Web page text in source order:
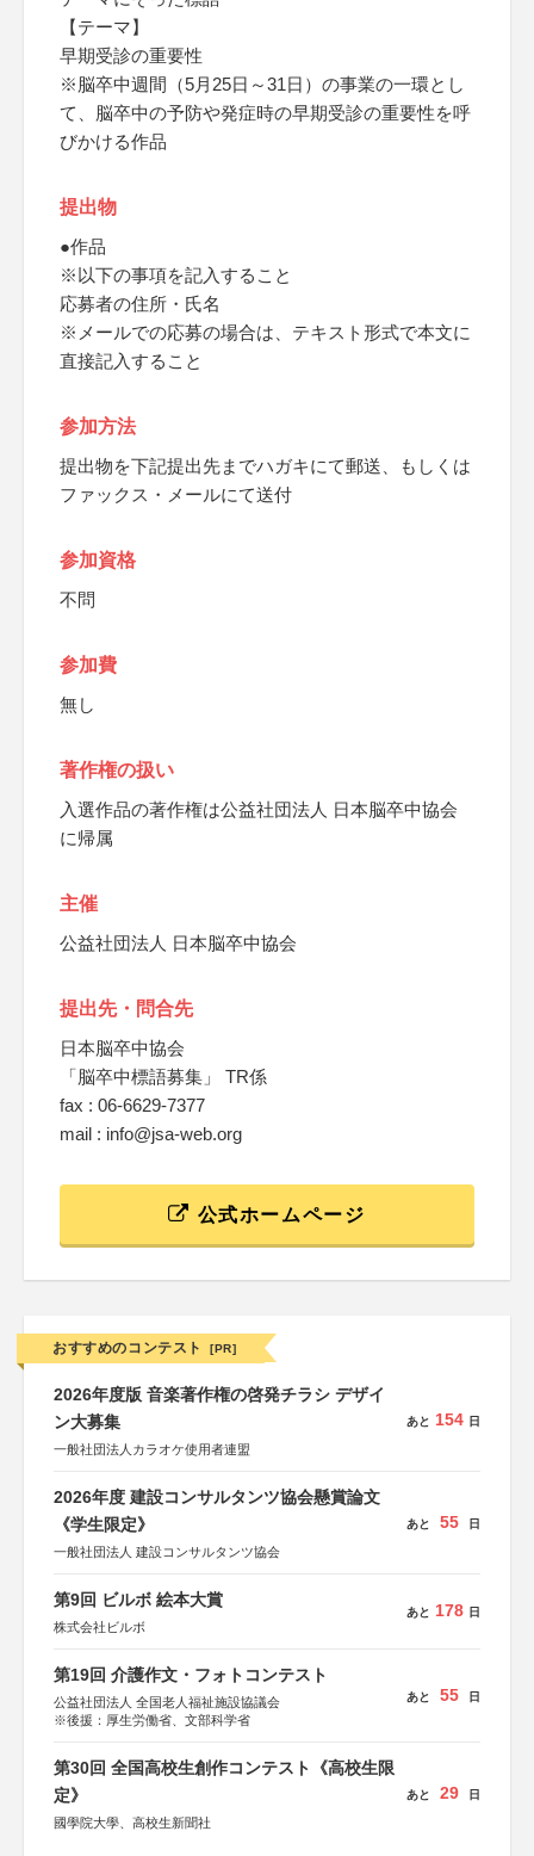
【テーマ】
早期受診の重要性
※脳卒中週間（5月25日～31日）の事業の一環とし
て、脳卒中の予防や発症時の早期受診の重要性を呼
びかける作品
提出物
●作品
※以下の事項を記入すること
応募者の住所・氏名
※メールでの応募の場合は、テキスト形式で本文に
直接記入すること
参加方法
提出物を下記提出先までハガキにて郵送、もしくは
ファックス・メールにて送付
参加資格
不問
参加費
無し
著作権の扱い
入選作品の著作権は公益社団法人 日本脳卒中協会
に帰属
主催
公益社団法人 日本脳卒中協会
提出先・問合先
日本脳卒中協会
「脳卒中標語募集」 TR係
fax : 06-6629-7377
mail : info@jsa-web.org
公式ホームページ
おすすめのコンテスト [PR]
2026年度版 音楽著作権の啓発チラシ デザイ
ン大募集
一般社団法人カラオケ使用者連盟
あと 154 日
2026年度 建設コンサルタンツ協会懸賞論文
《学生限定》
一般社団法人 建設コンサルタンツ協会
あと 55 日
第9回 ビルボ 絵本大賞
株式会社ビルボ
あと 178 日
第19回 介護作文・フォトコンテスト
公益社団法人 全国老人福祉施設協議会
※後援：厚生労働省、文部科学省
あと 55 日
第30回 全国高校生創作コンテスト《高校生限
定》
國學院大學、高校生新聞社
あと 29 日